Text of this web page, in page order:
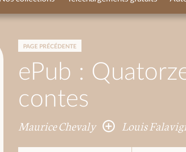
PAGE PRÉCÉDENTE
ePub :
contes
Maurice Chevaly Louis